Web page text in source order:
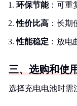
环保节能：可重
性价比高 ：长
性能稳定 ：放
三、选购和使
选择充电电池时需